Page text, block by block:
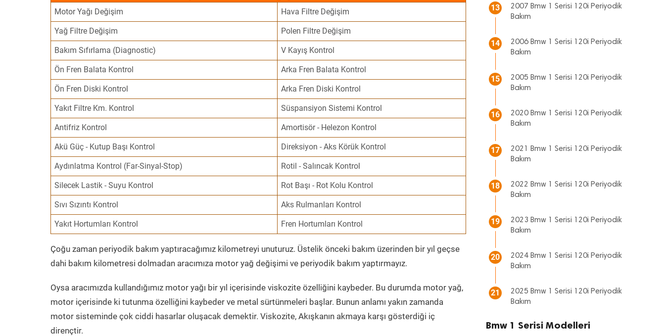
Motor Yağı Değişim Hava Filtre Değişim
Yağ Filtre Değişim Polen Filtre Değişim
Bakım Sıfırlama (Diagnostic) V Kayış Kontrol
Ön Fren Balata Kontrol Arka Fren Balata Kontrol
Ön Fren Diski Kontrol Arka Fren Diski Kontrol
Yakıt Filtre Km. Kontrol Süspansiyon Sistemi Kontrol
Antifriz Kontrol Amortisör - Helezon Kontrol
Akü Güç - Kutup Başı Kontrol Direksiyon - Aks Körük Kontrol
Aydınlatma Kontrol (Far-Sinyal-Stop) Rotil - Salıncak Kontrol
Silecek Lastik - Suyu Kontrol Rot Başı - Rot Kolu Kontrol
Sıvı Sızıntı Kontrol Aks Rulmanları Kontrol
Yakıt Hortumları Kontrol Fren Hortumları Kontrol
Çoğu zaman periyodik bakım yaptıracağımız kilometreyi unuturuz. Üstelik önceki bakım üzerinden bir yıl geçse
dahi bakım kilometresi dolmadan aracımıza motor yağ değişimi ve periyodik bakım yaptırmayız.
Oysa aracımızda kullandığımız motor yağı bir yıl içerisinde viskozite özelliğini kaybeder. Bu durumda motor yağ,
motor içerisinde ki tutunma özelliğini kaybeder ve metal sürtünmeleri başlar. Bunun anlamı yakın zamanda
motor sisteminde çok ciddi hasarlar oluşacak demektir. Viskozite, Akışkanın akmaya karşı gösterdiği iç
dirençtir.
13
2007 Bmw 1 Serisi 120i Periyodik
Bakım
14
2006 Bmw 1 Serisi 120i Periyodik
Bakım
15
2005 Bmw 1 Serisi 120i Periyodik
Bakım
16
2020 Bmw 1 Serisi 120i Periyodik
Bakım
17
2021 Bmw 1 Serisi 120i Periyodik
Bakım
18
2022 Bmw 1 Serisi 120i Periyodik
Bakım
19
2023 Bmw 1 Serisi 120i Periyodik
Bakım
20
2024 Bmw 1 Serisi 120i Periyodik
Bakım
21
2025 Bmw 1 Serisi 120i Periyodik
Bakım
Bmw 1 Serisi Modelleri